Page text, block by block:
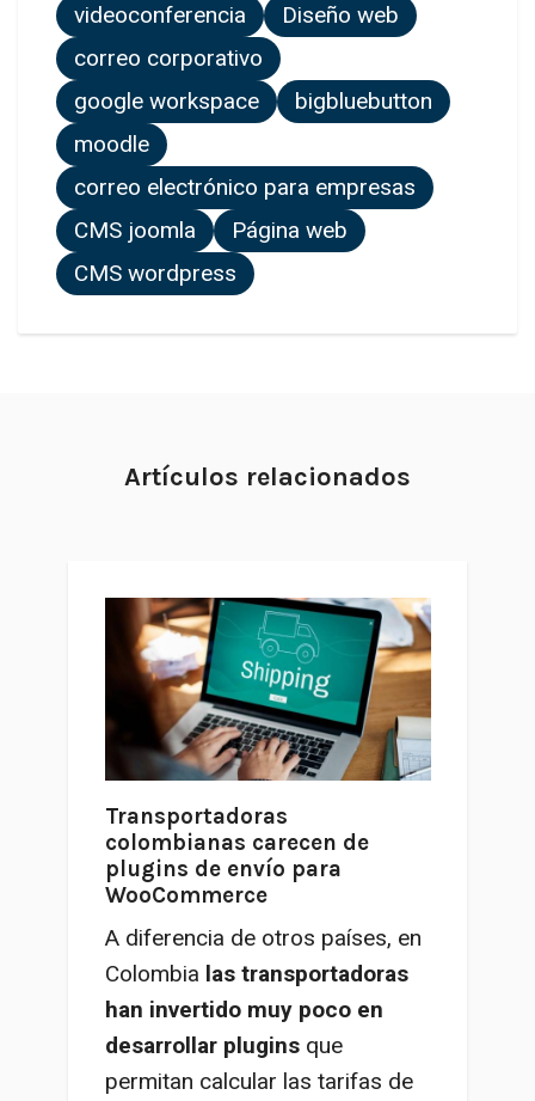
videoconferencia
Diseño web
correo corporativo
google workspace
bigbluebutton
moodle
correo electrónico para empresas
CMS joomla
Página web
CMS wordpress
Artículos relacionados
Transportadoras
colombianas carecen de
plugins de envío para
WooCommerce
A diferencia de otros países, en
Colombia las transportadoras
han invertido muy poco en
desarrollar pluginsque
permitan calcular las tarifas de